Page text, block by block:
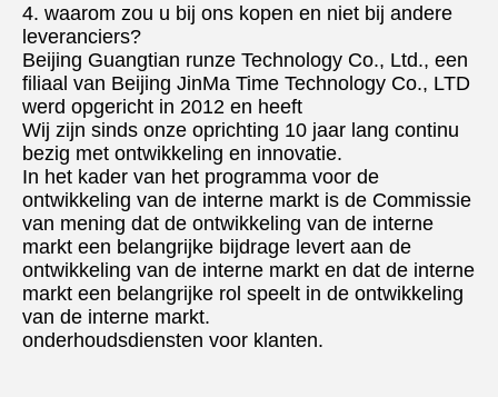
4. waarom zou u bij ons kopen en niet bij andere
leveranciers?
Beijing Guangtian runze Technology Co., Ltd., een
filiaal van Beijing JinMa Time Technology Co., LTD
werd opgericht in 2012 en heeft
Wij zijn sinds onze oprichting 10 jaar lang continu
bezig met ontwikkeling en innovatie.
In het kader van het programma voor de
ontwikkeling van de interne markt is de Commissie
van mening dat de ontwikkeling van de interne
markt een belangrijke bijdrage levert aan de
ontwikkeling van de interne markt en dat de interne
markt een belangrijke rol speelt in de ontwikkeling
van de interne markt.
onderhoudsdiensten voor klanten.